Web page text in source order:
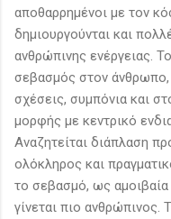
αποθαρρημένοι με τον
δημιουργούνται και
ανθρώπινης ενέργειας.
σεβασμός στον άνθρωπο,
σχέσεις, συμπόνια και
μορφής με κεντρικό
Αναζητείται διάπλαση
ολόκληρος και
το σεβασμό, ως
γίνεται πιο